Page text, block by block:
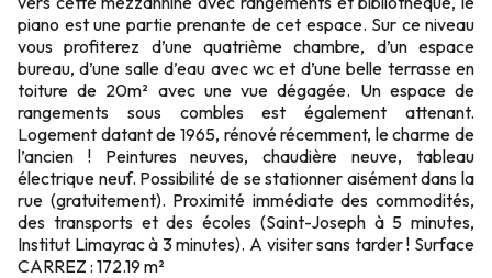
piano est une partie prenante de cet espace. Sur ce niveau
vous profiterez d’une quatrième chambre, d’un espace
bureau, d’une salle d’eau avec wc et d’une belle terrasse en
toiture de 20m² avec une vue dégagée. Un espace de
rangements sous combles est également attenant.
Logement datant de 1965, rénové récemment, le charme de
l’ancien ! Peintures neuves, chaudière neuve, tableau
électrique neuf. Possibilité de se stationner aisément dans la
rue (gratuitement). Proximité immédiate des commodités,
des transports et des écoles (Saint-Joseph à 5 minutes,
Institut Limayrac à 3 minutes). A visiter sans tarder ! Surface
CARREZ : 172.19 m²